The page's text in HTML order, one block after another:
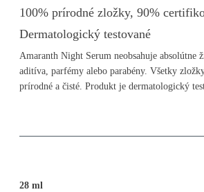
100% prírodné zložky, 90%
Dermatologický testované
Amaranth Night Serum neobsahuje absolútne
aditíva, parfémy alebo parabény. Všetky
prírodné a čisté. Produkt je dermatologický
28 ml